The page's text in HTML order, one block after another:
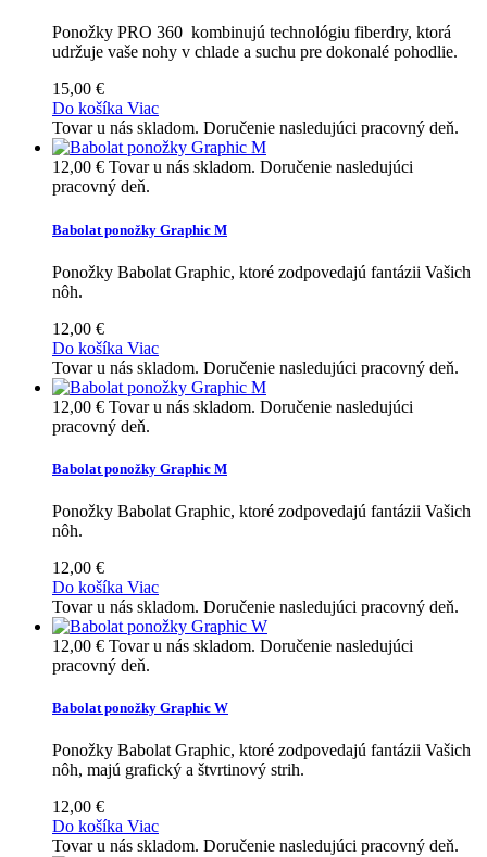
Ponožky PRO 360 kombinujú technológiu fiberdry, ktorá
udržuje vaše nohy v chlade a suchu pre dokonalé pohodlie.
15,00 €
Do košíka Viac
Tovar u nás skladom. Doručenie nasledujúci pracovný deň.
12,00 € Tovar u nás skladom. Doručenie nasledujúci
pracovný deň.
Babolat ponožky Graphic M
Ponožky Babolat Graphic, ktoré zodpovedajú fantázii Vašich
nôh.
12,00 €
Do košíka Viac
Tovar u nás skladom. Doručenie nasledujúci pracovný deň.
12,00 € Tovar u nás skladom. Doručenie nasledujúci
pracovný deň.
Babolat ponožky Graphic M
Ponožky Babolat Graphic, ktoré zodpovedajú fantázii Vašich
nôh.
12,00 €
Do košíka Viac
Tovar u nás skladom. Doručenie nasledujúci pracovný deň.
12,00 € Tovar u nás skladom. Doručenie nasledujúci
pracovný deň.
Babolat ponožky Graphic W
Ponožky Babolat Graphic, ktoré zodpovedajú fantázii Vašich
nôh, majú grafický a štvrtinový strih.
12,00 €
Do košíka Viac
Tovar u nás skladom. Doručenie nasledujúci pracovný deň.